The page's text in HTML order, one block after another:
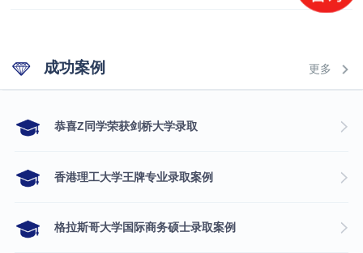
成功案例 更多
​恭喜Z同学荣获剑桥大学录取
香港理工大学王牌专业录取案例
格拉斯哥大学国际商务硕士录取案例